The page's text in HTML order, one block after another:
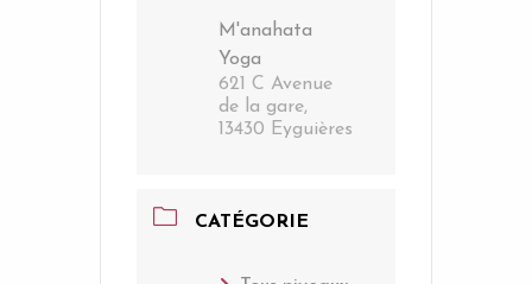
M'anahata
Yoga
621 C Avenue
de la gare,
13430 Eyguières
CATÉGORIE